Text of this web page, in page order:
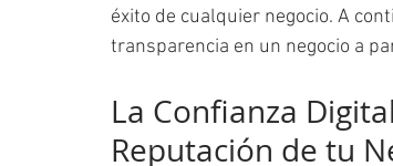
éxito de cualquier negocio. A
transparencia en un negocio a
La Confianza
Reputación de tu